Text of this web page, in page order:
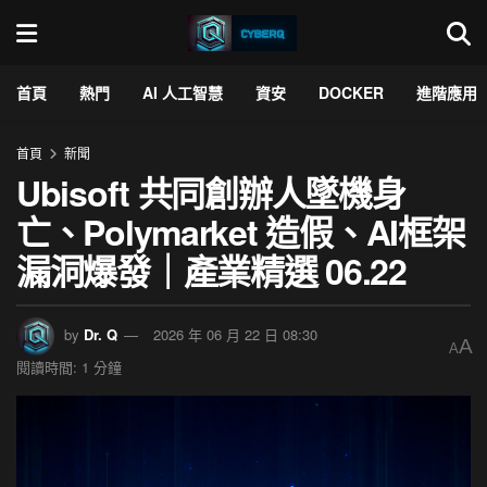
首頁 熱門 AI 人工智慧 資安 DOCKER 進階應用
首頁 新聞
Ubisoft 共同創辦人墜機身
亡、Polymarket 造假、AI框架
漏洞爆發｜產業精選 06.22
by Dr. Q
2026 年 06 月 22 日 08:30
閱讀時間: 1 分鐘
AA